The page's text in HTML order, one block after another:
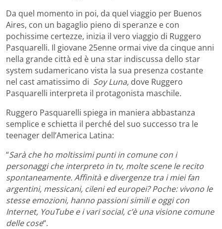
Da quel momento in poi, da quel viaggio per Buenos
Aires, con un bagaglio pieno di speranze e con
pochissime certezze, inizia il vero viaggio di Ruggero
Pasquarelli. Il giovane 25enne ormai vive da cinque anni
nella grande città ed è una star indiscussa dello star
system sudamericano vista la sua presenza costante
nel cast amatissimo di Soy Luna, dove Ruggero
Pasquarelli interpreta il protagonista maschile.
Ruggero Pasquarelli spiega in maniera abbastanza
semplice e schietta il perché del suo successo tra le
teenager dell’America Latina:
“Sarà che ho moltissimi punti in comune con i
personaggi che interpreto in tv, molte scene le recito
spontaneamente. Affinità e divergenze tra i miei fan
argentini, messicani, cileni ed europei? Poche: vivono le
stesse emozioni, hanno passioni simili e oggi con
Internet, YouTube e i vari social, c’è una visione comune
delle cose“.